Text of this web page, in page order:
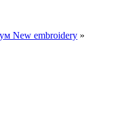
New embroidery »